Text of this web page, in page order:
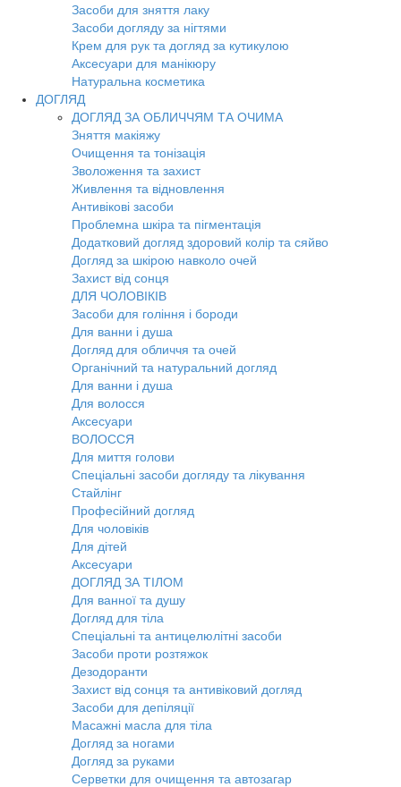
Засоби для зняття лаку
Засоби догляду за нігтями
Крем для рук та догляд за кутикулою
Аксесуари для манікюру
Натуральна косметика
ДОГЛЯД
ДОГЛЯД ЗА ОБЛИЧЧЯМ ТА ОЧИМА
Зняття макіяжу
Очищення та тонізація
Зволоження та захист
Живлення та відновлення
Антивікові засоби
Проблемна шкіра та пігментація
Додатковий догляд здоровий колір та сяйво
Догляд за шкірою навколо очей
Захист від сонця
ДЛЯ ЧОЛОВІКІВ
Засоби для гоління і бороди
Для ванни і душа
Догляд для обличчя та очей
Органічний та натуральний догляд
Для ванни і душа
Для волосся
Аксесуари
ВОЛОССЯ
Для миття голови
Спеціальні засоби догляду та лікування
Стайлінг
Професійний догляд
Для чоловіків
Для дітей
Аксесуари
ДОГЛЯД ЗА ТІЛОМ
Для ванної та душу
Догляд для тіла
Спеціальні та антицелюлітні засоби
Засоби проти розтяжок
Дезодоранти
Захист від сонця та антивіковий догляд
Засоби для депіляції
Масажні масла для тіла
Догляд за ногами
Догляд за руками
Серветки для очищення та автозагар